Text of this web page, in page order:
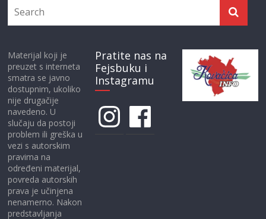
Materijal koji je
preuzet s interneta
smatra se javno
dostupnim, ukoliko
nije drugačije
navedeno. U
slučaju da postoji
problem ili greška u
vezi s autorskim
pravima na
određeni materijal,
povreda autorskih
prava je učinjena
nenamerno. Nakon
predstavljanja
Pratite nas na
Fejsbuku i
Instagramu
InstagramFacebook